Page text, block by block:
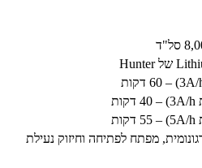
מפתח לפתיחה וחיזוק נעילת